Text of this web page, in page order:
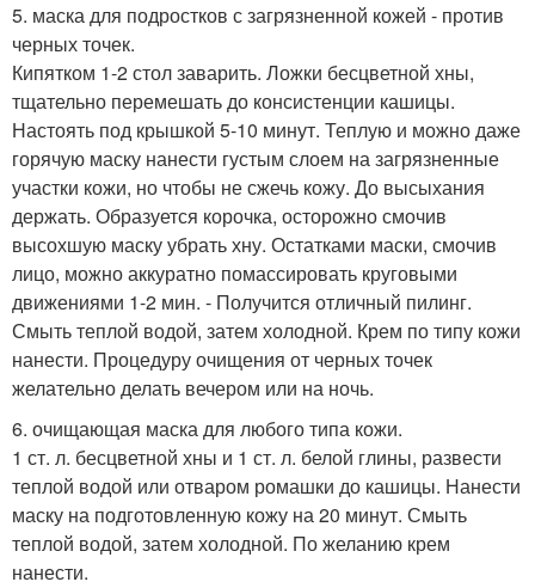
5. маска для подростков с загрязненной кожей - против
черных точек.
Кипятком 1-2 стол заварить. Ложки бесцветной хны,
тщательно перемешать до консистенции кашицы.
Настоять под крышкой 5-10 минут. Теплую и можно даже
горячую маску нанести густым слоем на загрязненные
участки кожи, но чтобы не сжечь кожу. До высыхания
держать. Образуется корочка, осторожно смочив
высохшую маску убрать хну. Остатками маски, смочив
лицо, можно аккуратно помассировать круговыми
движениями 1-2 мин. - Получится отличный пилинг.
Смыть теплой водой, затем холодной. Крем по типу кожи
нанести. Процедуру очищения от черных точек
желательно делать вечером или на ночь.
6. очищающая маска для любого типа кожи.
1 ст. л. бесцветной хны и 1 ст. л. белой глины, развести
теплой водой или отваром ромашки до кашицы. Нанести
маску на подготовленную кожу на 20 минут. Смыть
теплой водой, затем холодной. По желанию крем
нанести.